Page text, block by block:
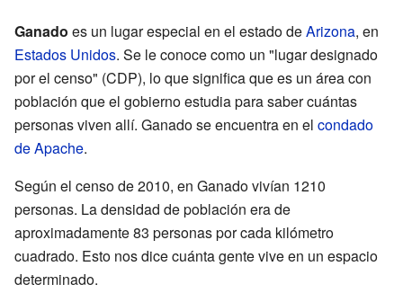
Ganado es un lugar especial en el estado deArizona, en
Estados Unidos. Se le conoce como un "lugar designado
por el censo" (CDP), lo que significa que es un área con
población que el gobierno estudia para saber cuántas
personas viven allí. Ganado se encuentra en el condado
de Apache.
Según el censo de 2010, en Ganado vivían 1210
personas. La densidad de población era de
aproximadamente 83 personas por cada kilómetro
cuadrado. Esto nos dice cuánta gente vive en un espacio
determinado.